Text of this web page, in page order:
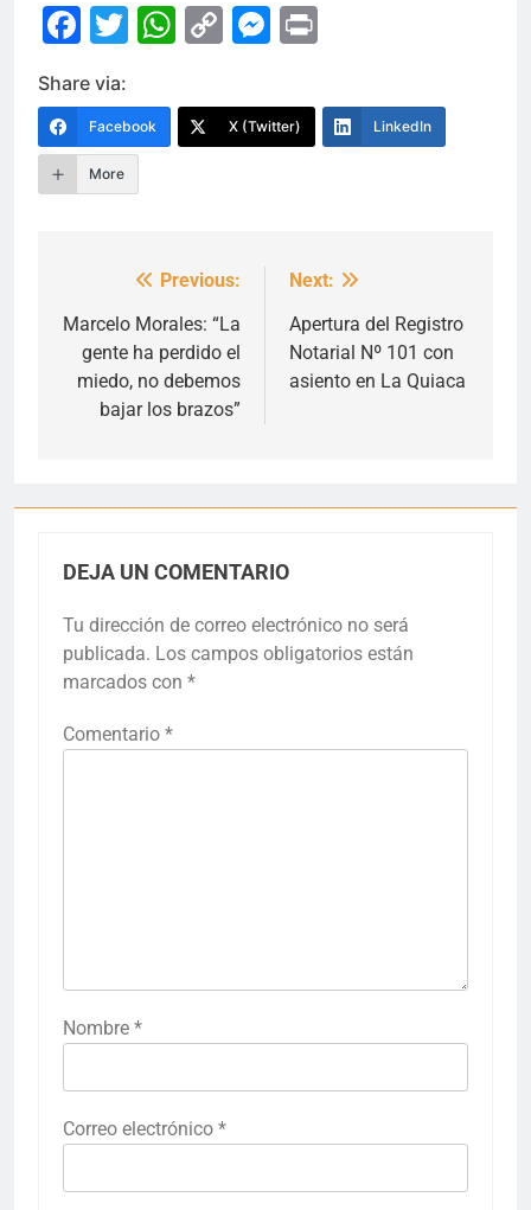
Facebook
Twitter
WhatsApp
CopyMessenger
Share via:
Facebook X (Twitter) LinkedIn
More
Navegación
de
entradas
Previous:
Marcelo Morales: “La
gente ha perdido el
miedo, no debemos
bajar los brazos”
Next:
Apertura del Registro
Notarial Nº 101 con
asiento en La Quiaca
DEJA UN COMENTARIO
Tu dirección de correo electrónico no será
publicada. Los campos obligatorios están
marcados con *
Comentario *
Nombre *
Correo electrónico *